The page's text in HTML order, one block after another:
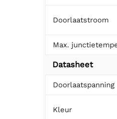
Doorlaatstroom
Max.
Datasheet
Doorlaatspanning
Kleur